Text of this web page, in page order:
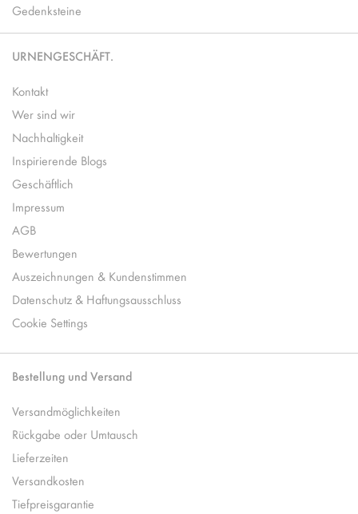
Gedenksteine
URNENGESCHÄFT.
Kontakt
Wer sind wir
Nachhaltigkeit
Inspirierende Blogs
Geschäftlich
Impressum
AGB
Bewertungen
Auszeichnungen & Kundenstimmen
Datenschutz & Haftungsausschluss
Cookie Settings
Bestellung und Versand
Versandmöglichkeiten
Rückgabe oder Umtausch
Lieferzeiten
Versandkosten
Tiefpreisgarantie